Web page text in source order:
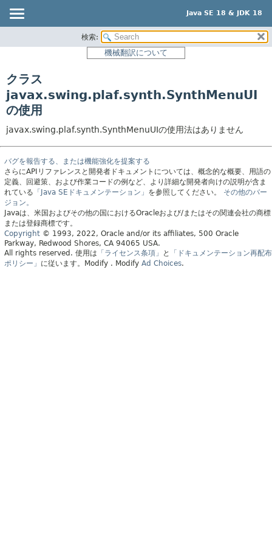
Java SE 18 & JDK 18
パッケージ
クラス
使用
ツリー
新規
非推奨
索引
ヘルプ
検索:
機械翻訳について
クラス
javax.swing.plaf.synth.SynthMenuUI
の使用
javax.swing.plaf.synth.SynthMenuUIの使用法はありません
バグを報告する、または機能強化を提案する
さらにAPIリファレンスと開発者ドキュメントについては、概念的な概要、用語の
定義、回避策、および作業コードの例など、より詳細な開発者向けの説明が含ま
れている 「Java SEドキュメンテーション」 を参照してください。
その他のバー
ジョン。
Javaは、米国およびその他の国におけるOracleおよび/またはその関連会社の商標
または登録商標です。
Copyright © 1993, 2022, Oracle and/or its affiliates, 500 Oracle
Parkway, Redwood Shores, CA 94065 USA.
All rights reserved. 使用は 「ライセンス条項」 と
「ドキュメンテーション再配布
ポリシー」 に従います。 Modify . Modify Ad Choices.